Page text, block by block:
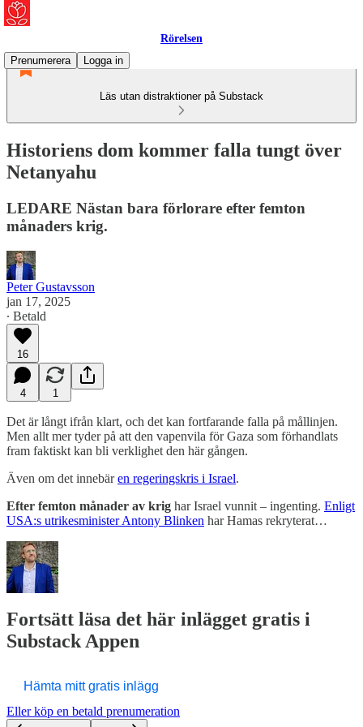
Rörelsen
Prenumerera
Logga in
Läs utan distraktioner på Substack
Historiens dom kommer falla tungt över
Netanyahu
LEDARE Nästan bara förlorare efter femton
månaders krig.
Peter Gustavsson
jan 17, 2025
∙ Betald
16
4 1
Det är långt ifrån klart, och det kan fortfarande falla på mållinjen.
Men allt mer tyder på att den vapenvila för Gaza som förhandlats
fram faktiskt kan bli verklighet den här gången.
Även om det innebären regeringskris i Israel.
Efter femton månader av krig har Israel vunnit – ingenting. Enligt
USA:s utrikesminister Antony Blinken har Hamas rekryterat…
Fortsätt läsa det här inlägget gratis i
Substack Appen
Hämta mitt gratis inlägg
Eller köp en betald prenumeration